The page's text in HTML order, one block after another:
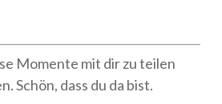
Momente mit dir zu teilen
Schön, dass du da bist.